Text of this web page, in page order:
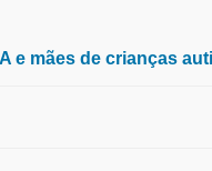
e mães de crianças